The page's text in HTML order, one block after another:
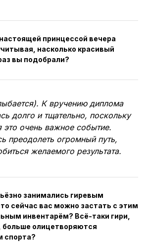
принцессой вечера
насколько красивый
вы подобрали?
К вручению диплома
долго и тщательно, поскольку
это очень важное событие.
преодолеть огромный путь,
желаемого результата.
занимались гиревым
сейчас вас можно застать с этим
инвентарём? Всё-таки гири,
больше олицетворяются
спорта?